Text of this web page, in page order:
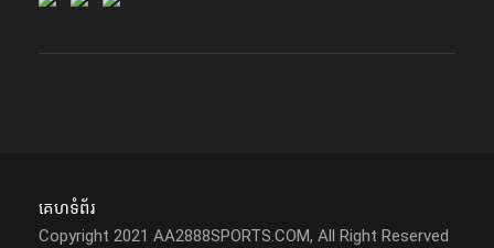
គេហទំព័រ
Copyright 2021 AA2888SPORTS.COM, All Right Reserved